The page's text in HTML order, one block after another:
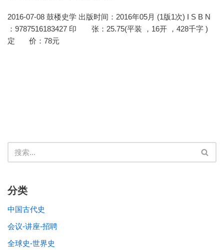
2016-07-08 鼓楼史学 出版时间：2016年05月 (1版1次) I S B N
：9787516183427 印 张：25.75(平装 ，16开 ，428千字 )
定 价：78元
分类
中国古代史
会议-讲座-招聘
全球史-世界史